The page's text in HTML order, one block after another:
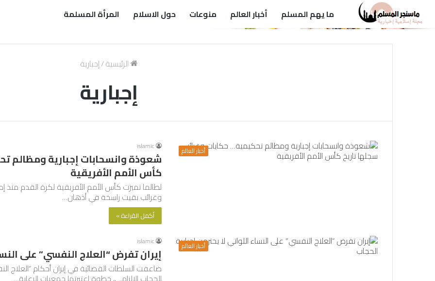
ما يهم المسلم أخبار العالم منوعات حول الاسلام المرأة المسلمة
الرئيسية/إجبارية
إجبارية
أخبار العالم islamic
شعوذة وانسحابات إجبارية ومظالم
كأس الأمم الأفريقية
وغرائب بقيت راسخة في أذهان…
أكمل القراءة »
أخبار العالم islamic
إيران تفرض “العلاج النفسي” على
ضاعفت السلطات القضائية في إيران أحكام “العلاج